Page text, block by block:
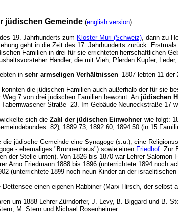
jüdischen Gemeinde (english version)
19. Jahrhunderts zum Kloster Muri (Schweiz), dann zu
geht in die Zeit des 17. Jahrhunderts zurück.
Familien in drei für sie errichteten herrschaftlichen
Händler, die mit Vieh, Pferden Kupfer,
in sehr armseligen Verhältnissen. 1807 lebten 11
konnten die jüdischen Familien auch außerhalb der für sie
Weg 7 von drei jüdischen Familien bewohnt. An jüdischen
Tabernwasener Straße 23. Im Gebäude Neuneckstraße 17
sich die Zahl der jüdischen Einwohner wie folgt:
82), 1889 73, 1892 60, 1894 50 (in 15
die jüdische Gemeinde eine Synagoge (s.u.), eine
- ehemaliges "Brunnenhaus") sowie einen Friedhof. Zur
der Stelle unten). Von 1826 bis 1870 war Lehrer
Arno Friedmann 1888 bis 1896 (unterrichtete 1894 noch
(unterrichtete 1899 noch neun Kinder an der
Dettensee einen eigenen Rabbiner (Marx Hirsch, der
um 1888 Lehrer Zürndorfer, J. Levy, B. Biggard und B.
M. Stern und Michael Rosenheimer.